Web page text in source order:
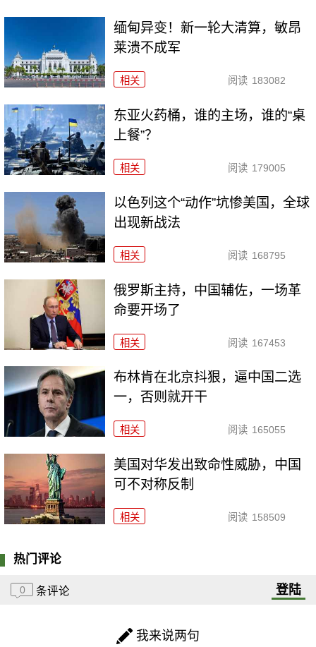
缅甸异变！新一轮大清算，敏昂
莱溃不成军
相关 阅读 183082
东亚火药桶，谁的主场，谁的“桌
上餐”？
相关 阅读 179005
以色列这个“动作”坑惨美国，全球
出现新战法
相关 阅读 168795
俄罗斯主持，中国辅佐，一场革
命要开场了
相关 阅读 167453
布林肯在北京抖狠，逼中国二选
一，否则就开干
相关 阅读 165055
美国对华发出致命性威胁，中国
可不对称反制
相关 阅读 158509
热门评论
0 条评论 登陆
我来说两句